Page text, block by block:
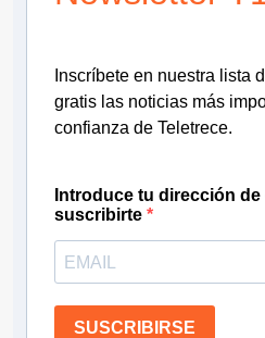
Inscríbete en nuestra lista
gratis las noticias más
confianza de Teletrece.
Introduce tu dirección de
suscribirte
SUSCRIBIRSE